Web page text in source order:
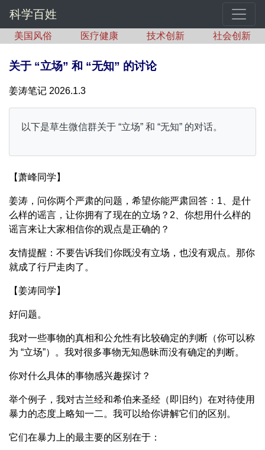
科学百姓
美国风俗 医疗健康 技术创新 社会创新
关于 “立场” 和 “无知” 的讨论
姜涛笔记 2026.1.3
以下是草生微信群关于 “立场” 和 “无知” 的对话。
【萧峰同学】
姜涛，问你两个严肃的问题，希望你能严肃回答：1、是什
么样的谣言，让你拥有了现在的立场？2、你想用什么样的
谣言来让大家相信你的观点是正确的？
友情提醒：不要告诉我们你既没有立场，也没有观点。那你
就成了行尸走肉了。
【姜涛同学】
好问题。
我对一些事物的真相和公允性有比较确定的判断（你可以称
为 “立场”）。我对很多事物无知愚昧而没有确定的判断。
你对什么具体的事物感兴趣探讨？
举个例子，我对古兰经和希伯来圣经（即旧约）在对待使用
暴力的态度上略知一二。我可以给你讲解它们的区别。
它们在暴力上的最主要的区别在于：